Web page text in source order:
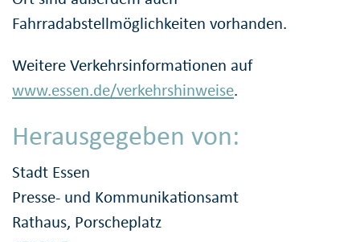
Fahrradabstellmöglichkeiten vorhanden.
Weitere Verkehrsinformationen auf
www.essen.de/verkehrshinweise.
Herausgegeben von:
Stadt Essen
Presse- und Kommunikationsamt
Rathaus, Porscheplatz